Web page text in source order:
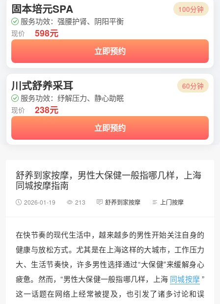
固本培元SPA 100分钟
服务功效：强腰护肾、阴阳平衡
现价 598元
立即预约
川式舒养采耳 60分钟
服务功效：纾解压力、静心助眠
现价 238元
立即预约
舒养到家按摩，男性大保健一般指哪几样，上海
同城按摩指南
2026-01-19 213 舒养到家按摩 上门按摩
在快节奏的现代生活中，越来越多的男性开始关注自身的
健康与放松方式。尤其是在上海这样的大城市，工作压力
大、生活节奏快，许多男性选择通过“大保健”来缓解身心
疲惫。然而，“男性大保健一般指哪几样，上海 同城按摩”
这一话题在网络上经常被提及，也引发了诸多讨论和误